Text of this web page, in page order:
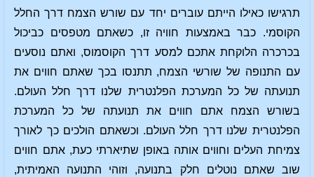
תרגישו כאילו הייתם עוברים יחד עם שורש הצמח דרך החלל
הקוסמי. כבר באמצעות חוויה זו, כשאתם מטפסים כביכול
בכרכרה הלוקחת אתכם למסע דרך הקוסמוס, ואתם נוסעים
עם התנופה של שורשי הצמח, תתנסו בכך שאתם חווים את
תנועתה של כל המערכת הפלנטרית שלנו דרך חלל העולם.
בשורש הצמח אתם חווים את תנועתה של כל המערכת
הפלנטרית שלנו דרך חלל העולם. וכשאתם הולכים כך לאורך
צמיחת העלים וחווים אותה באופן שתיארתי כעת, אתם חווים
שוב שאתם נוטלים חלק בתנועה, וזוהי התנועה האמיתית,